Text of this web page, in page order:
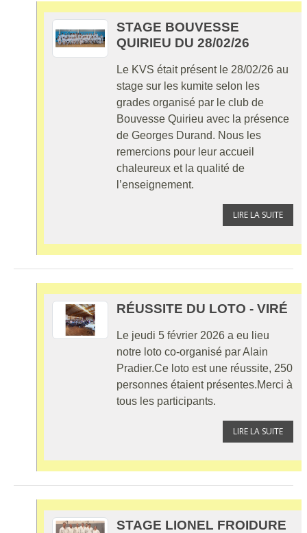
STAGE BOUVESSE
QUIRIEU DU 28/02/26
Le KVS était présent le 28/02/26 au
stage sur les kumite selon les
grades organisé par le club de
Bouvesse Quirieu avec la présence
de Georges Durand. Nous les
remercions pour leur accueil
chaleureux et la qualité de
l’enseignement.
LIRE LA SUITE
RÉUSSITE DU LOTO - VIRÉ
Le jeudi 5 février 2026 a eu lieu
notre loto co-organisé par Alain
Pradier.Ce loto est une réussite, 250
personnes étaient présentes.Merci à
tous les participants.
LIRE LA SUITE
STAGE LIONEL FROIDURE